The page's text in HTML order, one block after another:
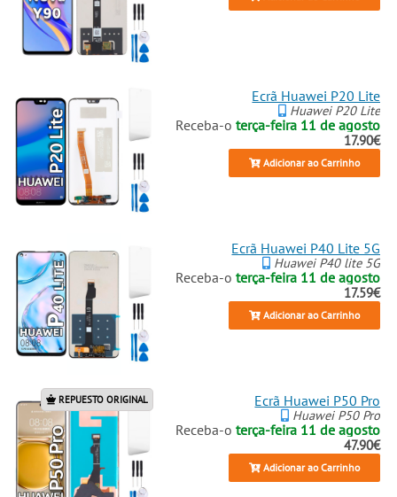
Ecrã Huawei P20 Lite
Huawei P20 Lite
Receba-oterça-feira 11 de agosto
17.90€
Adicionar ao Carrinho
Ecrã Huawei P40 Lite 5G
Huawei P40 lite 5G
Receba-oterça-feira 11 de agosto
17.59€
Adicionar ao Carrinho
REPUESTO ORIGINAL Ecrã Huawei P50 Pro
Huawei P50 Pro
Receba-oterça-feira 11 de agosto
47.90€
Adicionar ao Carrinho